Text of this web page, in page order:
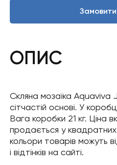
ОПИС
Скляна мозаїка Aquaviva
сітчастій основі. У
Вага коробки 21 кг. Ціна
продається у
кольори товарів можуть
і відтінків на сайті.